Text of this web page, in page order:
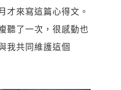
才來寫這篇心得文。
聽了一次，很感動也
我共同維護這個